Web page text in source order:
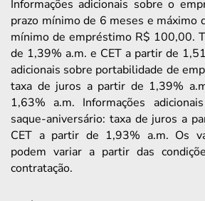
Informações adicionais sobre o
prazo mínimo de 6 meses e máximo
mínimo de empréstimo R$ 100,00.
de 1,39% a.m. e CET a partir de
adicionais sobre portabilidade de
taxa de juros a partir de 1,39%
1,63% a.m. Informações
saque-aniversário: taxa de juros a
CET a partir de 1,93% a.m. Os
podem variar a partir das
contratação.